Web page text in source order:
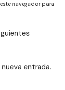
navegador para
entrada.